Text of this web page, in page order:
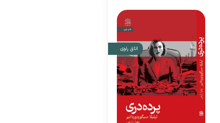
اتاق راوی